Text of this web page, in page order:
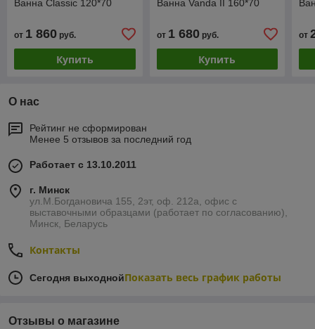
Ванна Classic 120*70
от 1 860 руб.
Купить
Ванна Vanda II 160*70
от 1 680руб.
Купить
от
О нас
Рейтинг не сформирован
Менее 5 отзывов за последний год
Работает с 13.10.2011
г. Минск
ул.М.Богдановича 155, 2эт, оф. 212а, офис с
выставочными образцами (работает по согласованию),
Минск, Беларусь
Контакты
Сегодня выходнойПоказать весь график работы
Отзывы о магазине